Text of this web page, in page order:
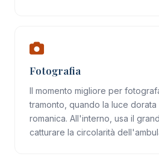
Fotografia
Il momento migliore per
tramonto, quando la luce dorata
romanica. All'interno, usa il
catturare la circolarità